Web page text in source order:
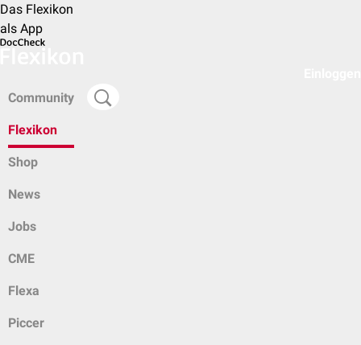
Das Flexikon
als App
Community
Flexikon
Shop
News
Jobs
CME
Flexa
Piccer